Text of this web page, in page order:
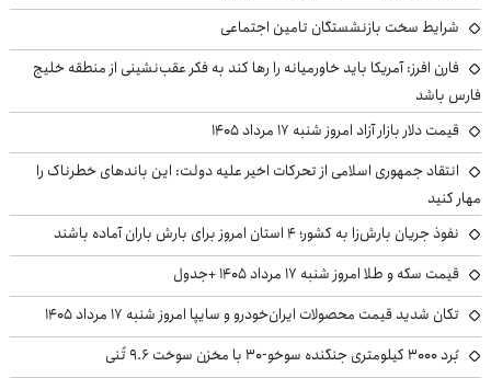
شرایط سخت بازنشستگان تامین اجتماعی
فارن افرز: آمریکا باید خاورمیانه را رها کند به فکر عقب‌نشینی از منطقه خلیج
فارس باشد
قیمت دلار بازار آزاد امروز شنبه ۱۷ مرداد ۱۴۰۵
انتقاد جمهوری اسلامی از تحرکات اخیر علیه دولت: این باندهای خطرناک را
مهار کنید
نفوذ جریان بارش‌زا به کشور؛ ۴ استان امروز برای بارش باران آماده باشند
قیمت سکه و طلا امروز شنبه ۱۷ مرداد ۱۴۰۵ +جدول
تکان شدید قیمت محصولات ایران‌خودرو و سایپا امروز شنبه ۱۷ مرداد ۱۴۰۵
بُرد ۳۰۰۰ کیلومتری جنگنده سوخو-۳۰ با مخزن سوخت ۹.۶ تُنی